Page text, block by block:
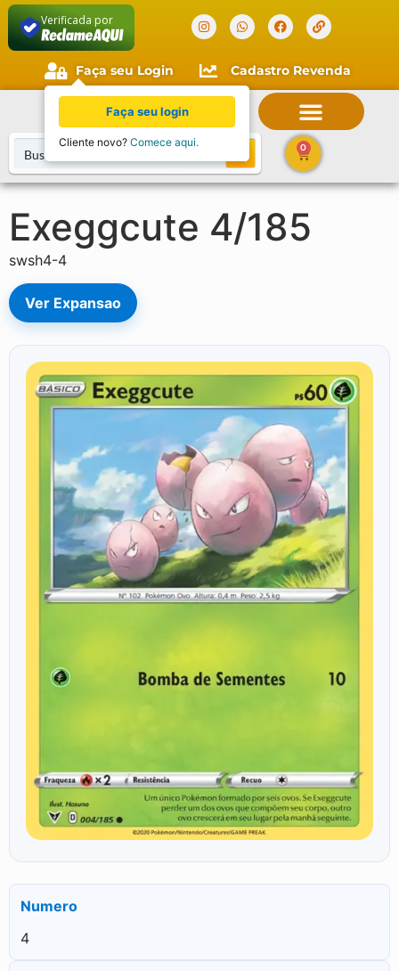
Verificada por
Faça seu Login Cadastro Revenda
0
Exeggcute 4/185
swsh4-4
Ver Expansao
Numero
4
Faça seu login
Cliente novo? Comece aqui.